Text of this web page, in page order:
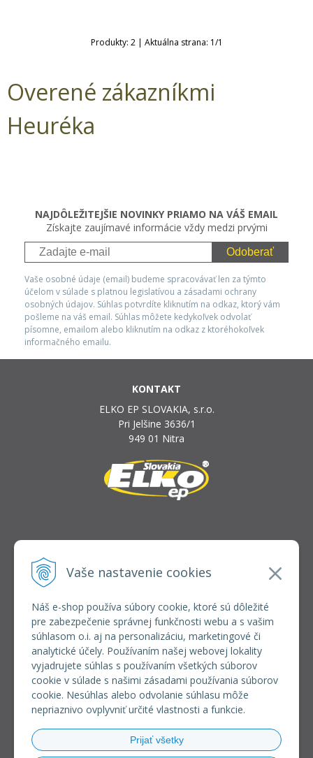
Vaše nastavenie cookies
Náš e-shop používa súbory cookie, ktoré sú dôležité
pre zabezpečenie správnej funkčnosti webu a s vašim
súhlasom o.i. aj na personalizáciu, marketingové či
analytické účely. Používaním našej webovej lokality
vyjadrujete súhlas s používaním všetkých súborov
cookie v súlade s našimi zásadami používania súborov
cookie. Nesúhlas alebo odvolanie súhlasu môže
nepriaznivo ovplyvniť určité vlastnosti a funkcie.
Prijať všetky
Produkty: 2| Aktuálna strana: 1/1
Overené zákazníkmi
Heuréka
NAJDÔLEŽITEJŠIE NOVINKY PRIAMO NA VÁŠ EMAIL
Získajte zaujímavé informácie vždy medzi prvými
Odoberať
Vaše osobné údaje (email) budeme spracovávať len za týmto
účelom v súlade s platnou legislatívou a zásadami ochrany
osobných údajov. Súhlas potvrdíte kliknutím na odkaz, ktorý vám
pošleme na váš email. Súhlas môžete kedykoľvek odvolať
písomne, emailom alebo kliknutím na odkaz z ktoréhokoľvek
informačného emailu.
KONTAKT
ELKO EP SLOVAKIA, s.r.o.
Pri Jelšine 3636/1
949 01 Nitra
INFOLINKA
+421 37 6586 731
VŠETKO O NÁKUPE
REGISTRÁCIA VEĽKOOBCHOD
Formulár na odsúpenie od zmluvy
Doprava a platba
Všeobecné obchodné podmienky
Reklamačný poriadok
Používanie súborov cookies
Riešenie sporov online (RSO)